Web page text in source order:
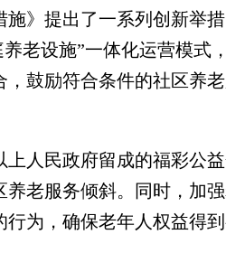
提出了一系列创新举措
老设施”一体化运营模式
鼓励符合条件的社区养
民政府留成的福彩公益
老服务倾斜。同时，加
为，确保老年人权益得到